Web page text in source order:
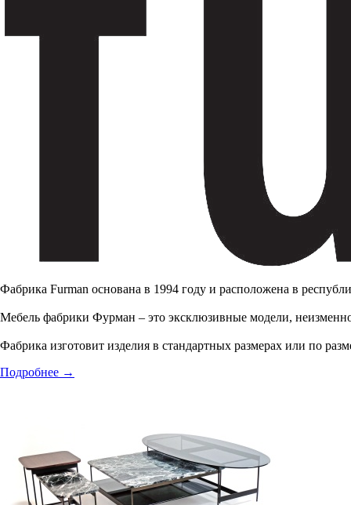
Фабрика Furman основана в 1994 году и расположена в
Мебель фабрики Фурман – это эксклюзивные модели,
Фабрика изготовит изделия в стандартных размерах или по
Подробнее →